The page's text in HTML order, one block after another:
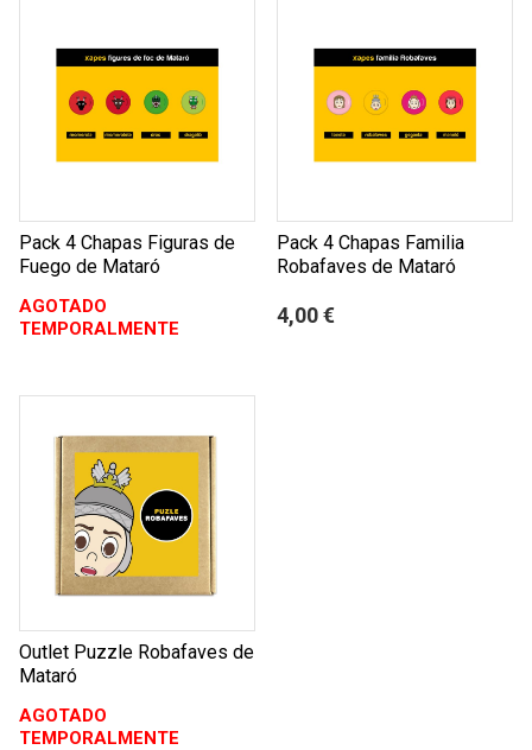
Pack 4 Chapas Figuras de
Fuego de Mataró
AGOTADO
TEMPORALMENTE
Pack 4 Chapas Familia
Robafaves de Mataró
4,00 €
Outlet Puzzle Robafaves de
Mataró
AGOTADO
TEMPORALMENTE